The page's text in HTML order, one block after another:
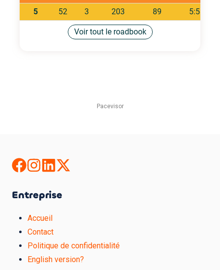
Pacevisor
Entreprise
Accueil
Contact
Politique de confidentialité
English version?